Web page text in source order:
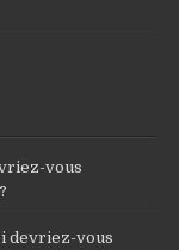
vous
devriez-vous